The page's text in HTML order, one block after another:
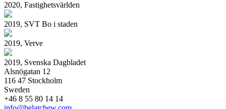
2020, Fastighetsvärlden
2019, SVT Bo i staden
2019, Verve
2019, Svenska Dagbladet
Alsnögatan 12
116 47 Stockholm
Sweden
+46 8 55 80 14 14